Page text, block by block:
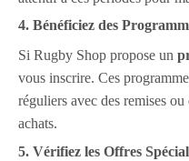
4. Bénéficiez des
Si Rugby Shop propose un
vous inscrire. Ces
réguliers avec des remises
achats.
5. Vérifiez les Offres